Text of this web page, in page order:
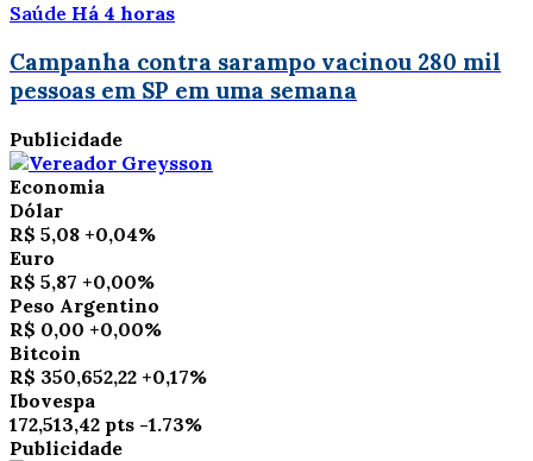
Saúde Há 4 horas
Campanha contra sarampo vacinou 280 mil
pessoas em SP em uma semana
Publicidade
Economia
Dólar
R$ 5,08 +0,04%
Euro
R$ 5,87 +0,00%
Peso Argentino
R$ 0,00 +0,00%
Bitcoin
R$ 350,652,22 +0,17%
Ibovespa
172,513,42 pts -1.73%
Publicidade